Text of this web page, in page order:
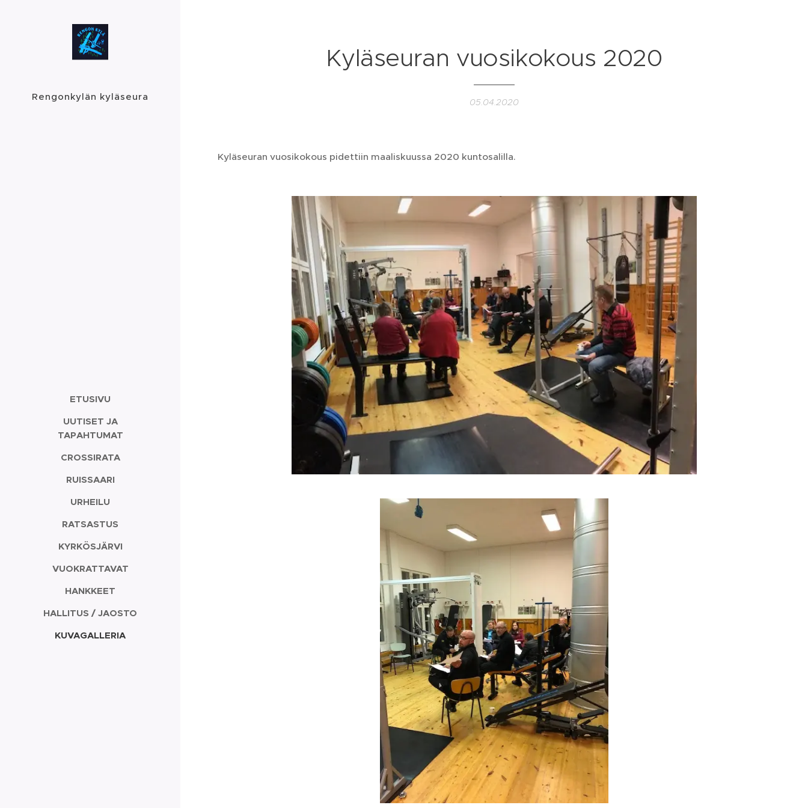
Rengonkylän kyläseura
ETUSIVU
UUTISET JA
TAPAHTUMAT
CROSSIRATA
RUISSAARI
URHEILU
RATSASTUS
KYRKÖSJÄRVI
VUOKRATTAVAT
HANKKEET
HALLITUS / JAOSTO
KUVAGALLERIA
Kyläseuran vuosikokous 2020
05.04.2020
Kyläseuran vuosikokous pidettiin maaliskuussa 2020 kuntosalilla.